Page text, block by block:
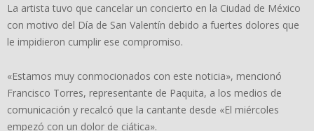
La artista tuvo que cancelar un concierto en la Ciudad de México
con motivo del Día de San Valentín debido a fuertes dolores que
le impidieron cumplir ese compromiso.
«Estamos muy conmocionados con este noticia», mencionó
Francisco Torres, representante de Paquita, a los medios de
comunicación y recalcó que la cantante desde «El miércoles
empezó con un dolor de ciática».